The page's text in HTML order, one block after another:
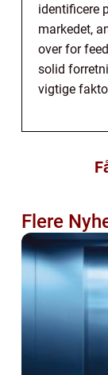
identificere
markedet,
over for
solid
vigtige
Flere